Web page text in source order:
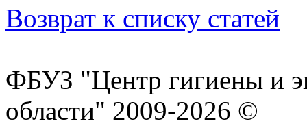
Возврат к списку статей
ФБУЗ "Центр гигиены и
области" 2009-2026 ©